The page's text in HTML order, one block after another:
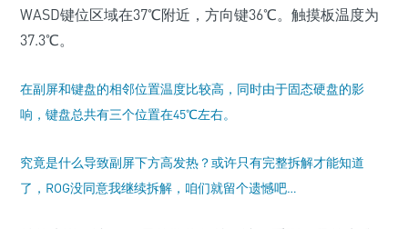
WASD键位区域在37℃附近，方向键36℃。触摸板温度为
37.3℃。
在副屏和键盘的相邻位置温度比较高，同时由于固态硬盘的影
响，键盘总共有三个位置在45℃左右。
究竟是什么导致副屏下方高发热？或许只有完整拆解才能知道
了，ROG没同意我继续拆解，咱们就留个遗憾吧…